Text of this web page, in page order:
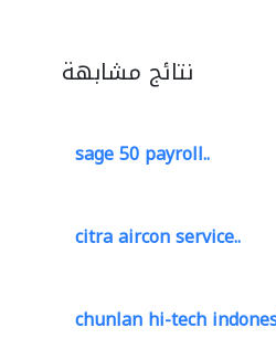
نتائج مشابهة
sage 50 payroll..
citra aircon service..
chunlan hi-tech